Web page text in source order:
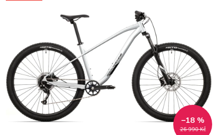
26 990 Kč
–18 %